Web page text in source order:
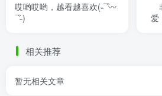
哎哟哎哟，越看越喜欢(˵¯͒〰
¯͒˵)
爱
相关推荐
暂无相关文章